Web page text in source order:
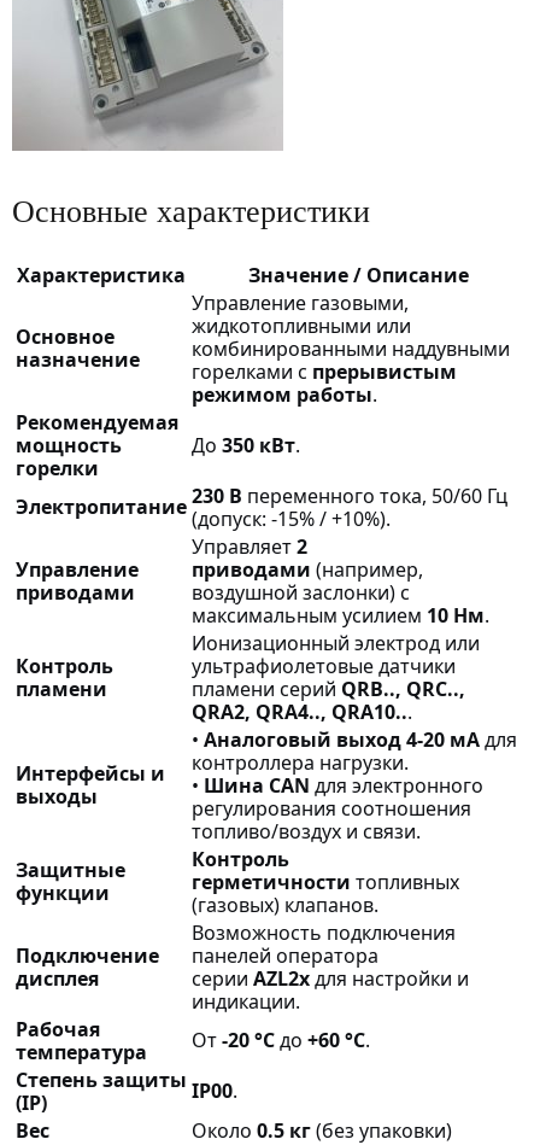
Основные характеристики
Характеристика Значение / Описание
Основное
назначение
Управление газовыми,
жидкотопливными или
комбинированными наддувными
горелками с прерывистым
режимом работы.
Рекомендуемая
мощность
горелки
До 350 кВт.
Электропитание230 В переменного тока, 50/60 Гц
(допуск: -15% / +10%).
Управление
приводами
Управляет2
приводами (например,
воздушной заслонки) с
максимальным усилием 10 Нм.
Контроль
пламени
Ионизационный электрод или
ультрафиолетовые датчики
пламени серий QRB.., QRC..,
QRA2, QRA4.., QRA10...
Интерфейсы и
выходы
• Аналоговый выход 4-20 мАдля
контроллера нагрузки.
• Шина CAN для электронного
регулирования соотношения
топливо/воздух и связи.
Защитные
функции
Контроль
герметичности топливных
(газовых) клапанов.
Подключение
дисплея
Возможность подключения
панелей оператора
серии AZL2xдля настройки и
индикации.
Рабочая
температура
От-20 °Cдо +60 °C.
Степень защиты
(IP)
IP00.
Вес
Около 0.5 кг(без упаковки)